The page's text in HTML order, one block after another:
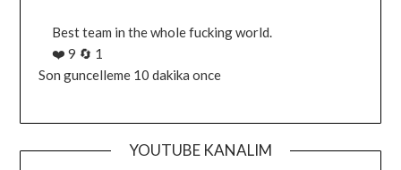
yazilan
gonderiyi
goruntule
Best team in the whole fucking world.
❤️ 9 🔄 1
Son guncelleme 10 dakika once
YOUTUBE KANALIM